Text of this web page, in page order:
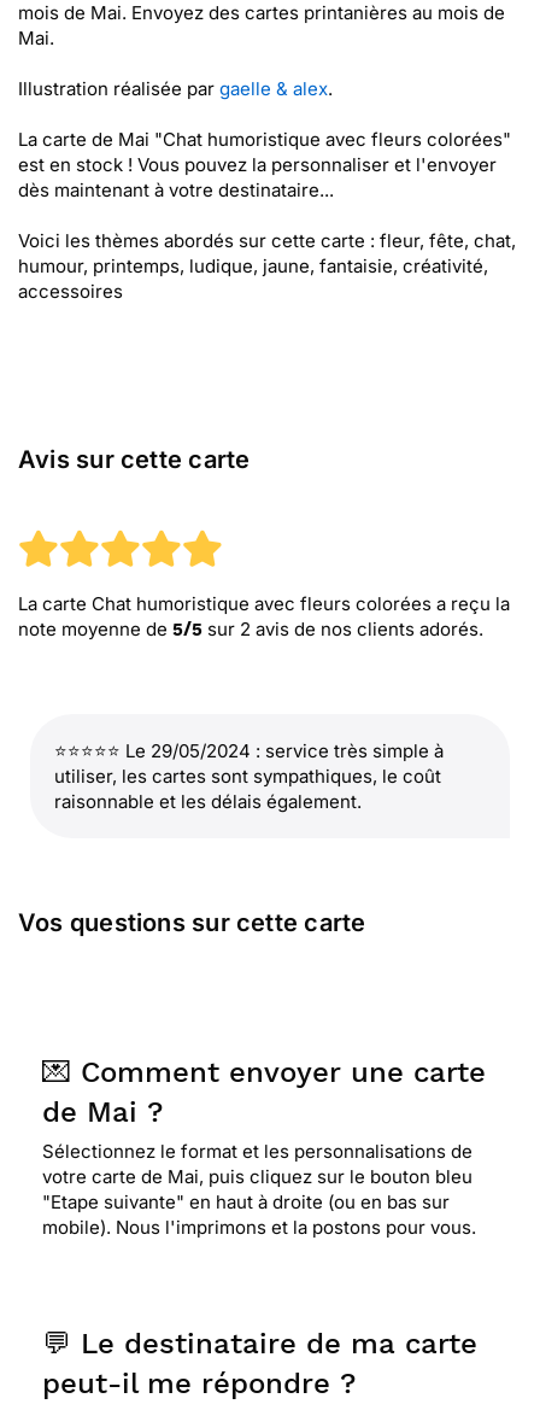
mois de Mai. Envoyez des cartes printanières au mois de
Mai.
Illustration réalisée par gaelle & alex.
La carte de Mai "Chat humoristique avec fleurs colorées"
est en stock ! Vous pouvez la personnaliser et l'envoyer
dès maintenant à votre destinataire...
Voici les thèmes abordés sur cette carte : fleur, fête, chat,
humour, printemps, ludique, jaune, fantaisie, créativité,
accessoires
Avis sur cette carte
La carte Chat humoristique avec fleurs colorées a reçu la
note moyenne de 5/5 sur 2 avis de nos clients adorés.
⭐⭐⭐⭐⭐ Le 29/05/2024 : service très simple à
utiliser, les cartes sont sympathiques, le coût
raisonnable et les délais également.
Vos questions sur cette carte
💌 Comment envoyer une carte
de Mai ?
Sélectionnez le format et les personnalisations de
votre carte de Mai, puis cliquez sur le bouton bleu
"Etape suivante" en haut à droite (ou en bas sur
mobile). Nous l'imprimons et la postons pour vous.
💬 Le destinataire de ma carte
peut-il me répondre ?